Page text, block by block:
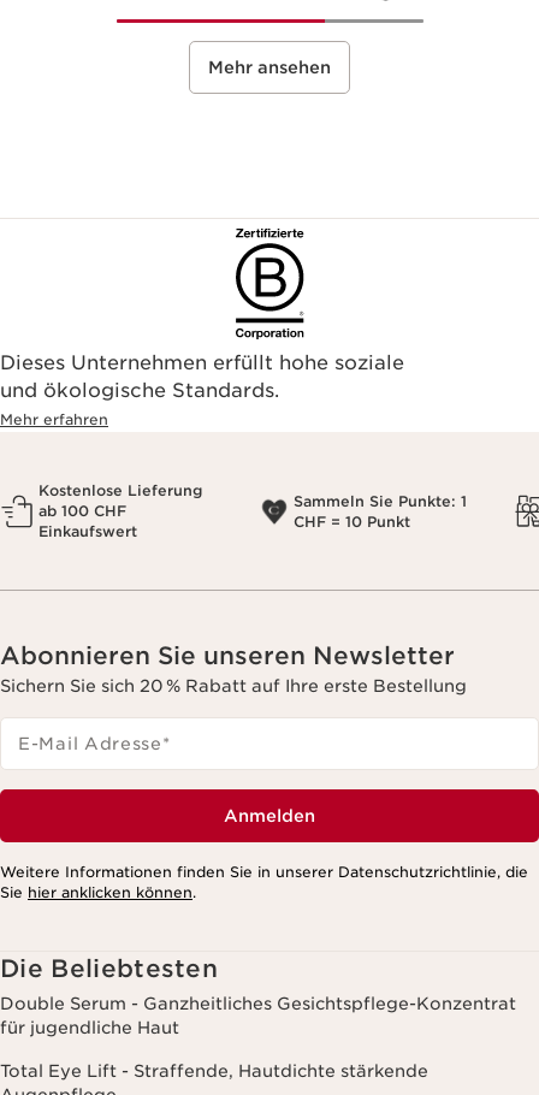
Mehr ansehen
Dieses Unternehmen erfüllt hohe soziale
und ökologische Standards.
Mehr erfahren
Kostenlose Lieferung
ab 100 CHF
Einkaufswert
Sammeln Sie Punkte: 1
CHF = 10 Punkt
Abonnieren Sie unseren Newsletter
Sichern Sie sich 20 % Rabatt auf Ihre erste Bestellung
E-Mail Adresse*
Anmelden
Weitere Informationen finden Sie in unserer Datenschutzrichtlinie, die
Sie hier anklicken können.
Die Beliebtesten
Double Serum - Ganzheitliches Gesichtspflege-Konzentrat
für jugendliche Haut
Total Eye Lift - Straffende, Hautdichte stärkende